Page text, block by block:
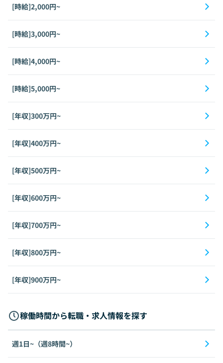
[時給]2,000円~
[時給]3,000円~
[時給]4,000円~
[時給]5,000円~
[年収]300万円~
[年収]400万円~
[年収]500万円~
[年収]600万円~
[年収]700万円~
[年収]800万円~
[年収]900万円~
稼働時間から転職・求人情報を探す
週1日~（週8時間~）